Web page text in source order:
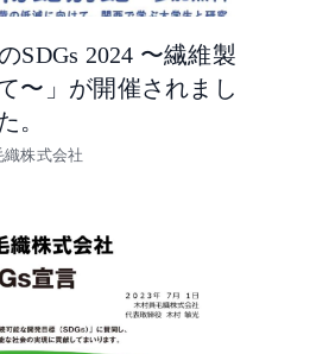
SDGs 2024 〜繊維製
〜」が開催されまし
。
織株式会社